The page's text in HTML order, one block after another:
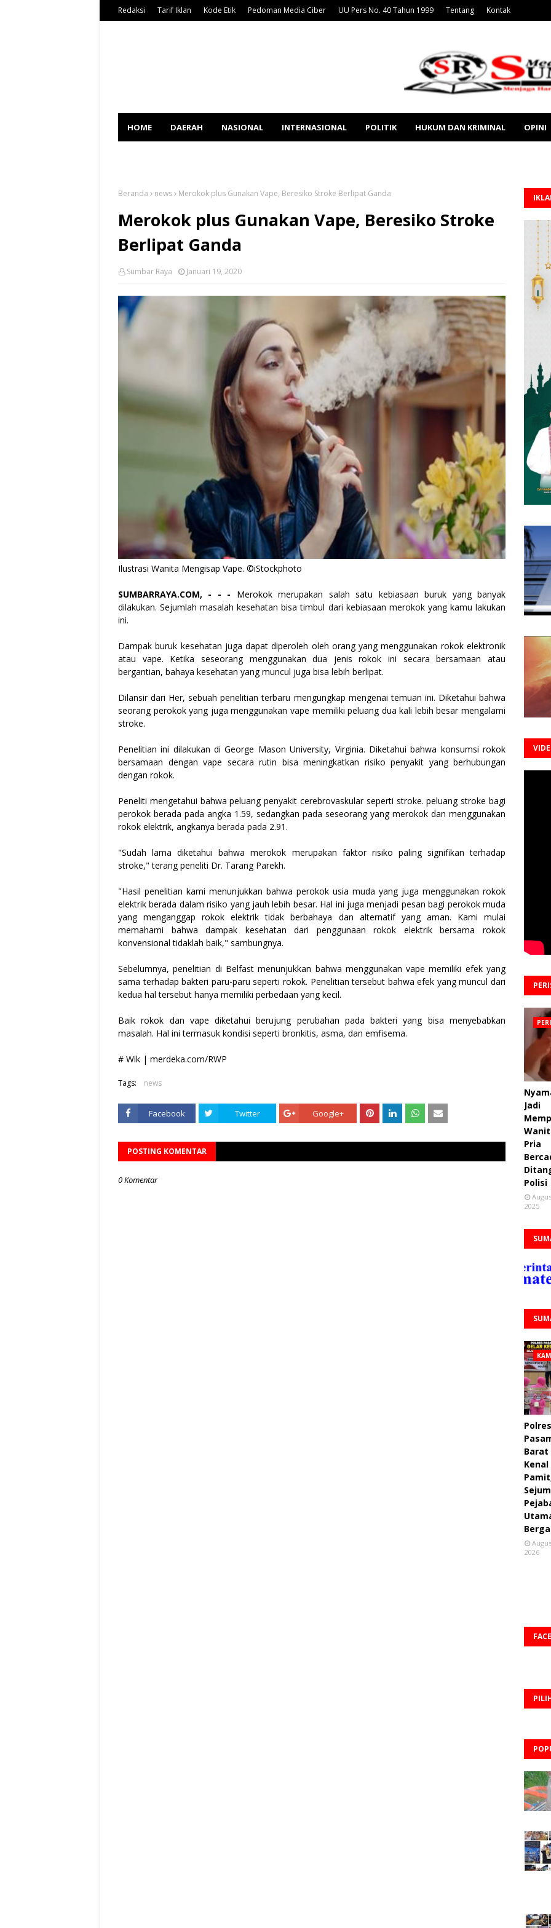
Redaksi Tarif Iklan Kode Etik Pedoman Media Ciber UU Pers No. 40 Tahun 1999 Tentang Kontak
HOME DAERAH NASIONAL INTERNASIONAL POLITIK HUKUM DAN KRIMINAL OPINI
Beranda news Merokok plus Gunakan Vape, Beresiko Stroke Berlipat Ganda
Merokok plus Gunakan Vape, Beresiko Stroke
Berlipat Ganda
Sumbar Raya Januari 19, 2020
Ilustrasi Wanita Mengisap Vape. ©iStockphoto
SUMBARRAYA.COM, - - - Merokok merupakan salah satu kebiasaan buruk yang banyak
dilakukan. Sejumlah masalah kesehatan bisa timbul dari kebiasaan merokok yang kamu lakukan
ini.
Dampak buruk kesehatan juga dapat diperoleh oleh orang yang menggunakan rokok elektronik
atau vape. Ketika seseorang menggunakan dua jenis rokok ini secara bersamaan atau
bergantian, bahaya kesehatan yang muncul juga bisa lebih berlipat.
Dilansir dari Her, sebuah penelitian terbaru mengungkap mengenai temuan ini. Diketahui bahwa
seorang perokok yang juga menggunakan vape memiliki peluang dua kali lebih besar mengalami
stroke.
Penelitian ini dilakukan di George Mason University, Virginia. Diketahui bahwa konsumsi rokok
bersamaan dengan vape secara rutin bisa meningkatkan risiko penyakit yang berhubungan
dengan rokok.
Peneliti mengetahui bahwa peluang penyakit cerebrovaskular seperti stroke. peluang stroke bagi
perokok berada pada angka 1.59, sedangkan pada seseorang yang merokok dan menggunakan
rokok elektrik, angkanya berada pada 2.91.
"Sudah lama diketahui bahwa merokok merupakan faktor risiko paling signifikan terhadap
stroke," terang peneliti Dr. Tarang Parekh.
"Hasil penelitian kami menunjukkan bahwa perokok usia muda yang juga menggunakan rokok
elektrik berada dalam risiko yang jauh lebih besar. Hal ini juga menjadi pesan bagi perokok muda
yang menganggap rokok elektrik tidak berbahaya dan alternatif yang aman. Kami mulai
memahami bahwa dampak kesehatan dari penggunaan rokok elektrik bersama rokok
konvensional tidaklah baik," sambungnya.
Sebelumnya, penelitian di Belfast menunjukkan bahwa menggunakan vape memiliki efek yang
sama terhadap bakteri paru-paru seperti rokok. Penelitian tersebut bahwa efek yang muncul dari
kedua hal tersebut hanya memiliki perbedaan yang kecil.
Baik rokok dan vape diketahui berujung perubahan pada bakteri yang bisa menyebabkan
masalah. Hal ini termasuk kondisi seperti bronkitis, asma, dan emfisema.
# Wik | merdeka.com/RWP
Tags: news
Facebook Twitter Google+
POSTING KOMENTAR
0 Komentar
Jadi
Pria
Polisi
2025
Polres
Barat
Kenal
2026